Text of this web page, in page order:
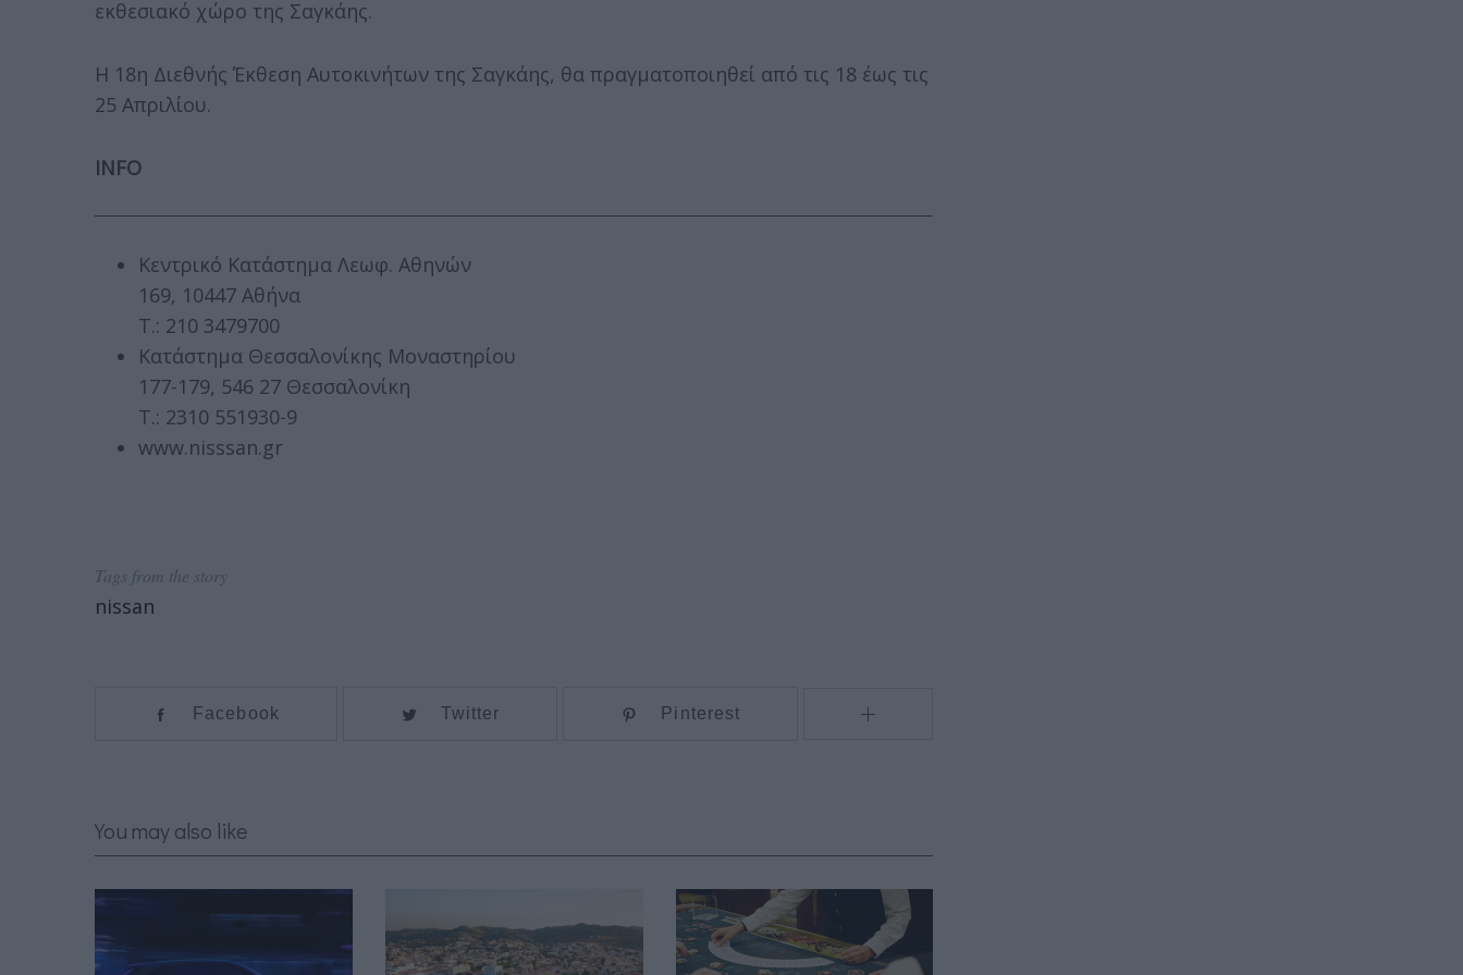
εκθεσιακό χώρο της Σαγκάης.
Η 18η Διεθνής Έκθεση Αυτοκινήτων της Σαγκάης, θα πραγματοποιηθεί από τις 18 έως τις
25 Απριλίου.
INFO
Κεντρικό Κατάστημα Λεωφ. Αθηνών
169, 10447 Αθήνα
Τ.: 210 3479700
Κατάστημα Θεσσαλονίκης Μοναστηρίου
177-179, 546 27 Θεσσαλονίκη
Τ.: 2310 551930-9
www.nisssan.gr
Tags from the story
nissan
Facebook Twitter Pinterest
You may also like